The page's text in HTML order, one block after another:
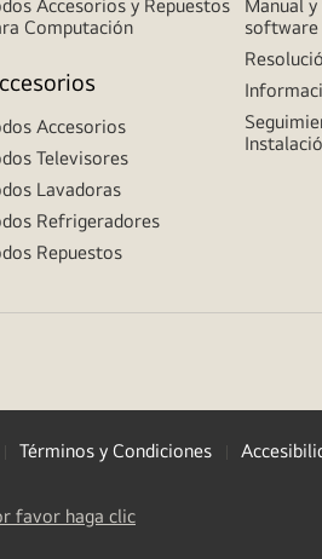
Accesorios y Repuestos
Computación
Accesorios
Televisores
Lavadoras
Refrigeradores
Repuestos
Manual
software
Términos y Condiciones
favor haga clic(